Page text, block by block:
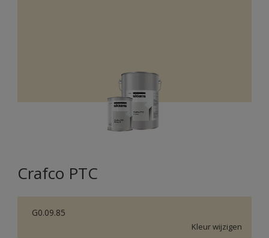
Crafco PTC
G0.09.85
Kleur wijzigen